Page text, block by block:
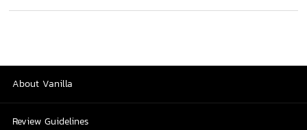
About Vanilla
Review Guidelines